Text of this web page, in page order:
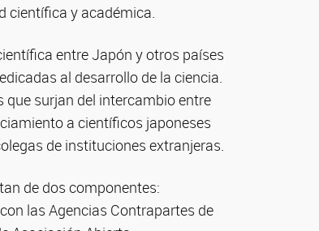
científica y académica.
entre Japón y otros países
al desarrollo de la ciencia.
surjan del intercambio entre
a científicos japoneses
de instituciones extranjeras.
de dos componentes:
las Agencias Contrapartes de